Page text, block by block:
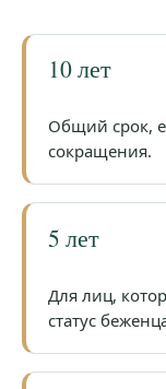
10 лет
Общий срок,
сокращения.
5 лет
Для лиц,
статус